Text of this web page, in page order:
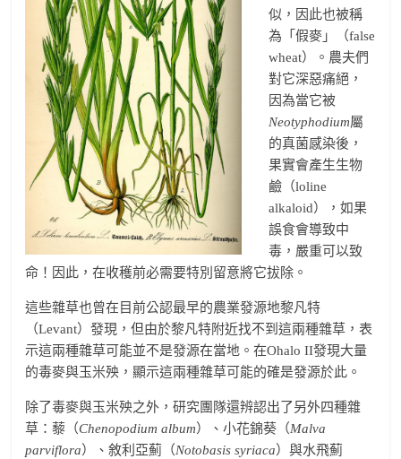
似，因此也被稱
為「假麥」（false
wheat）。農夫們
對它深惡痛絕，
因為當它被
Neotyphodium屬
的真菌感染後，
果實會產生生物
鹼（loline
alkaloid），如果
誤食會導致中
毒，嚴重可以致
命！因此，在收穫前必需要特別留意將它拔除。
這些雜草也曾在目前公認最早的農業發源地黎凡特
（Levant）發現，但由於黎凡特附近找不到這兩種雜草，表
示這兩種雜草可能並不是發源在當地。在Ohalo II發現大量
的毒麥與玉米殃，顯示這兩種雜草可能的確是發源於此。
除了毒麥與玉米殃之外，研究團隊還辨認出了另外四種雜
草：藜（Chenopodium album）、小花錦葵（Malva
parviflora）、敘利亞薊（Notobasis syriaca）與水飛薊